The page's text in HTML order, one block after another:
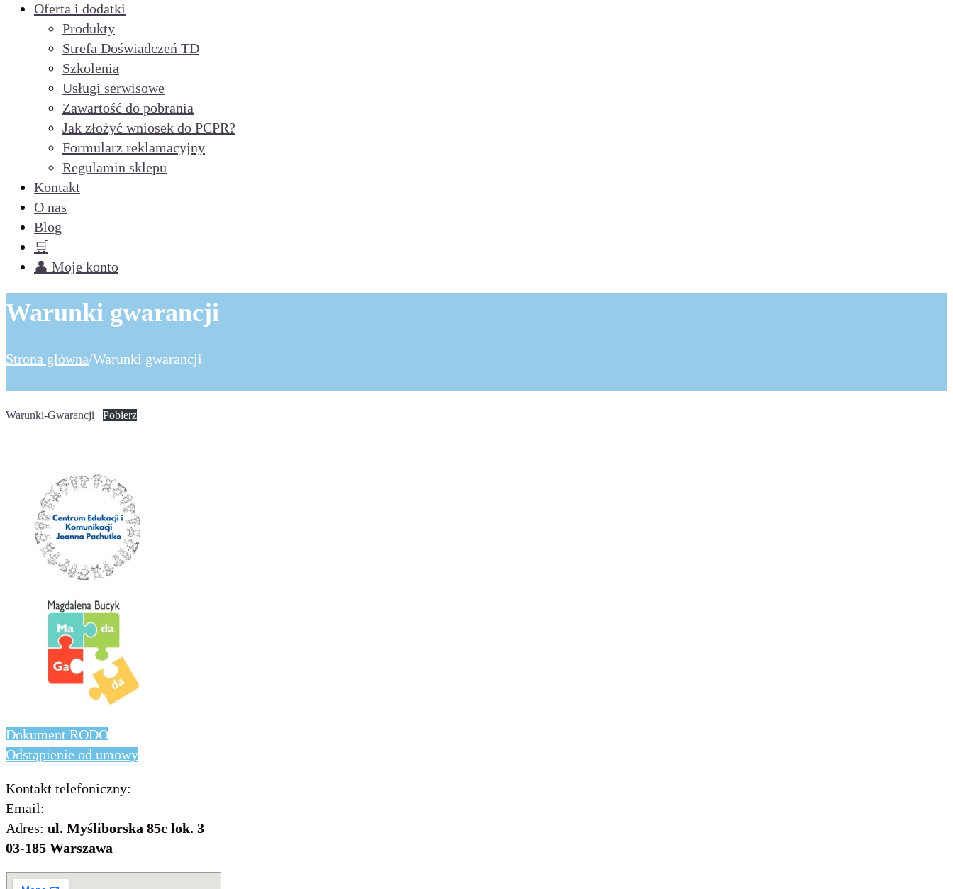
Oferta i dodatki
Produkty
Strefa Doświadczeń TD
Szkolenia
Usługi serwisowe
Zawartość do pobrania
Jak złożyć wniosek do PCPR?
Formularz reklamacyjny
Regulamin sklepu
Kontakt
O nas
Blog
🛒
👤 Moje konto
Warunki gwarancji
Strona główna/Warunki gwarancji
Warunki-Gwarancji Pobierz
Dokument RODO
Odstąpienie od umowy
Kontakt telefoniczny:
Email:
Adres: ul. Myśliborska 85c lok. 3
03-185 Warszawa